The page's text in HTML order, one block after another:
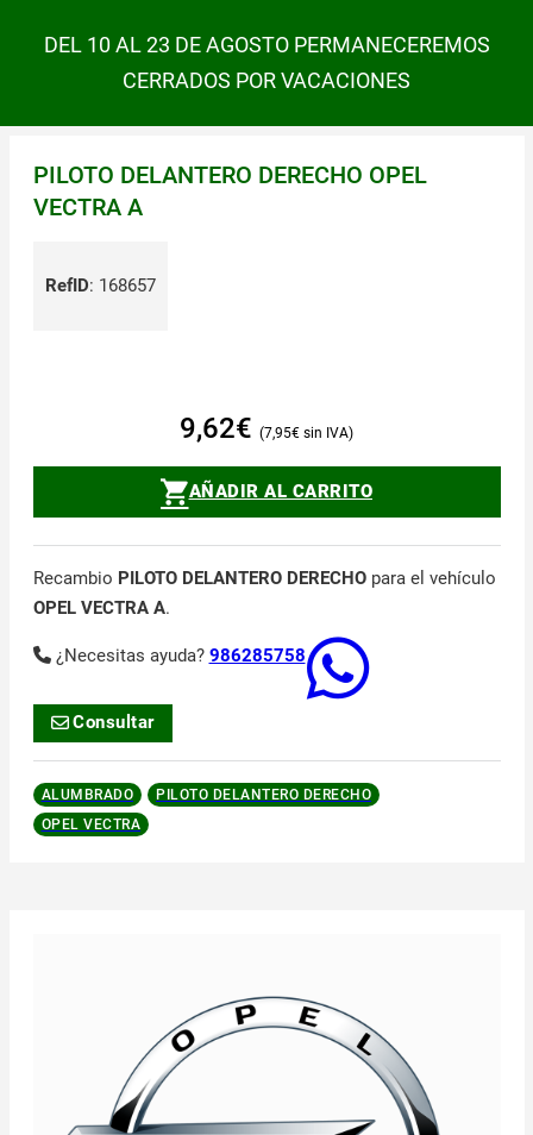
DEL 10 AL 23 DE AGOSTO PERMANECEREMOS
CERRADOS POR VACACIONES
PILOTO DELANTERO DERECHO OPEL
VECTRA A
RefID: 168657
9,62€ 7,95€
AÑADIR AL CARRITO
Recambio PILOTO DELANTERO DERECHOpara el vehículo
OPEL VECTRA A.
¿Necesitas ayuda? 986285758
Consultar
ALUMBRADO
PILOTO DELANTERO DERECHO
OPEL VECTRA